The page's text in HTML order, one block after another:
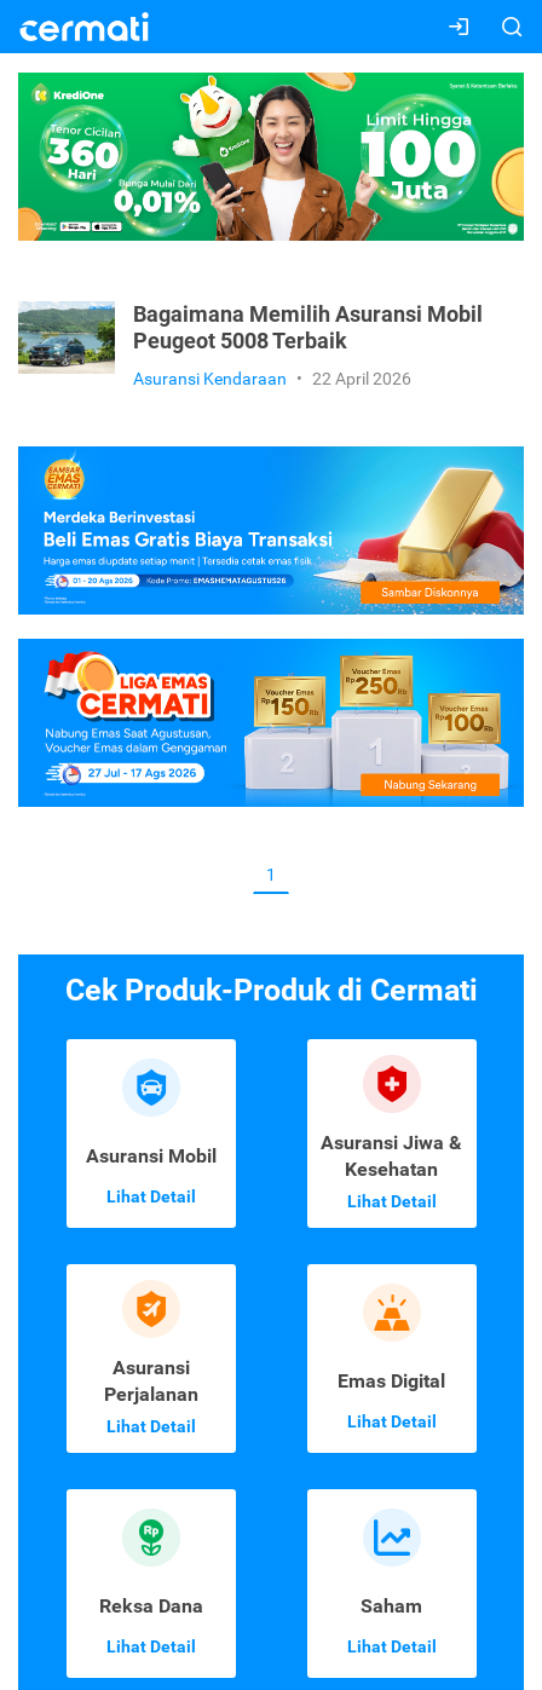
Bagaimana Memilih Asuransi Mobil
Peugeot 5008 Terbaik
Asuransi Kendaraan • 22 April 2026
1
Cek Produk-Produk di Cermati
Asuransi Mobil
Lihat Detail
Asuransi Jiwa &
Kesehatan
Lihat Detail
Asuransi
Perjalanan
Lihat Detail
Emas Digital
Lihat Detail
Reksa Dana
Lihat Detail
Saham
Lihat Detail